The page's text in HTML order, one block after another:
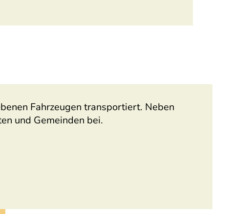
Fahrzeugen transportiert. Neben
und Gemeinden bei.